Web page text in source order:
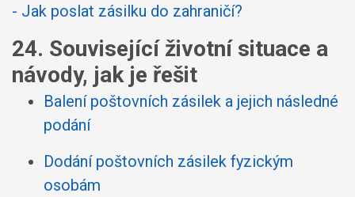
- Jak poslat zásilku do zahraničí?
24. Související životní situace a
návody, jak je řešit
Balení poštovních zásilek a jejich následné
podání
Dodání poštovních zásilek fyzickým
osobám